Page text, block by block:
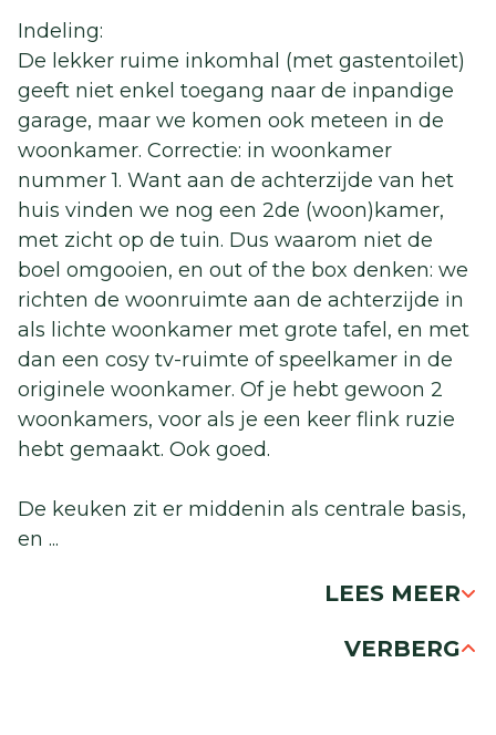
Indeling:
De lekker ruime inkomhal (met gastentoilet)
geeft niet enkel toegang naar de inpandige
garage, maar we komen ook meteen in de
woonkamer. Correctie: in woonkamer
nummer 1. Want aan de achterzijde van het
huis vinden we nog een 2de (woon)kamer,
met zicht op de tuin. Dus waarom niet de
boel omgooien, en out of the box denken: we
richten de woonruimte aan de achterzijde in
als lichte woonkamer met grote tafel, en met
dan een cosy tv-ruimte of speelkamer in de
originele woonkamer. Of je hebt gewoon 2
woonkamers, voor als je een keer flink ruzie
hebt gemaakt. Ook goed.
De keuken zit er middenin als centrale basis,
en ...
LEES MEER
VERBERG